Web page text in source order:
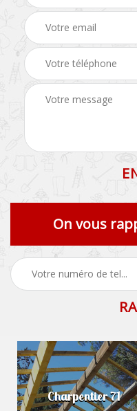
On vous
Charpentier 71